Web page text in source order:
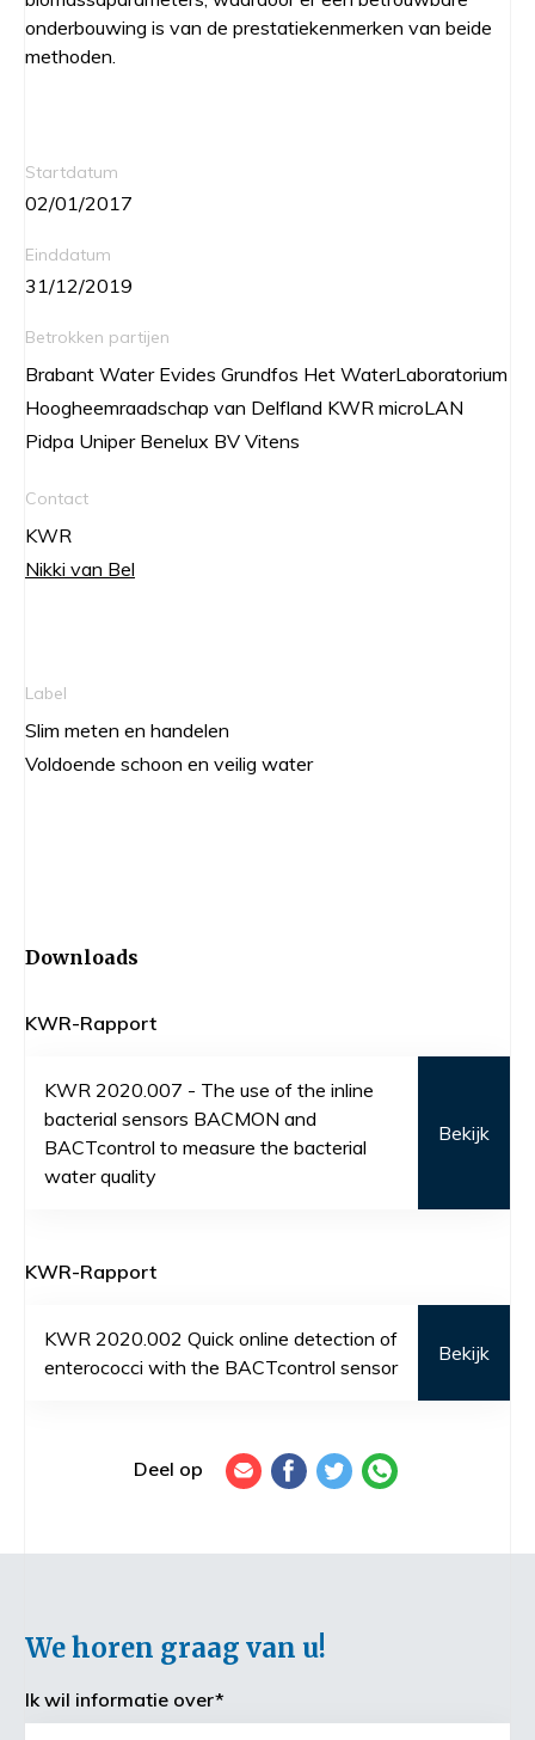
onderbouwing is van de prestatiekenmerken van beide
methoden.
Startdatum
02/01/2017
Einddatum
31/12/2019
Betrokken partijen
Brabant Water Evides Grundfos Het WaterLaboratorium
Hoogheemraadschap van Delfland KWR microLAN
Pidpa Uniper Benelux BV Vitens
Contact
KWR
Nikki van Bel
Label
Slim meten en handelen
Voldoende schoon en veilig water
Downloads
KWR-Rapport
KWR 2020.007 - The use of the inline
bacterial sensors BACMON and
BACTcontrol to measure the bacterial
water quality
Bekijk
KWR-Rapport
KWR 2020.002 Quick online detection of
enterococci with the BACTcontrol sensor
Bekijk
Deel op
We horen graag van u!
Ik wil informatie over*